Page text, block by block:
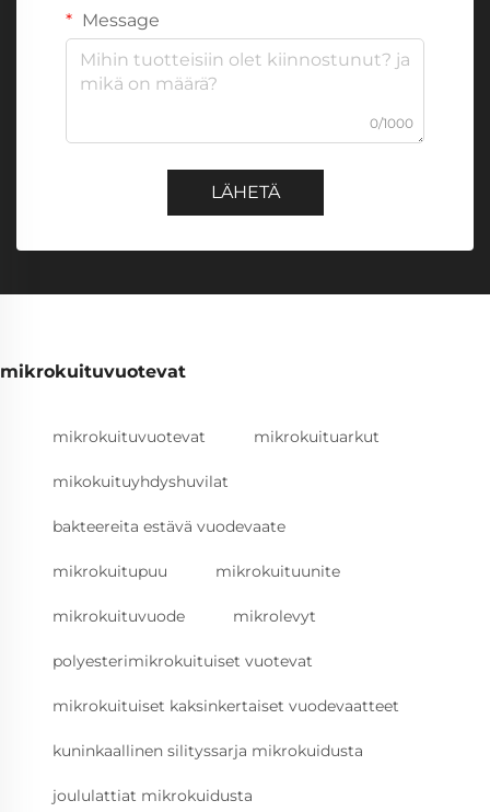
Message
0/1000
LÄHETÄ
mikrokuituvuotevat
mikrokuituvuotevat mikrokuituarkut
mikokuituyhdyshuvilat
bakteereita estävä vuodevaate
mikrokuitupuu mikrokuituunite
mikrokuituvuode mikrolevyt
polyesterimikrokuituiset vuotevat
mikrokuituiset kaksinkertaiset vuodevaatteet
kuninkaallinen silityssarja mikrokuidusta
joululattiat mikrokuidusta